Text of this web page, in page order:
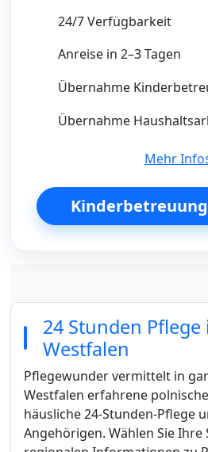
24/7 Verfügbarkeit
Anreise in 2–3 Tagen
Übernahme
Übernahme
Mehr
24 Stunden
Westfalen
Pflegewunder vermittelt in
Westfalen erfahrene
häusliche 24-Stunden-Pflege
Angehörigen. Wählen Sie Ihre